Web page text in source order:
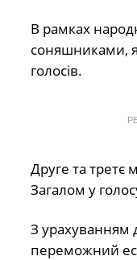
В рамках
соняшниками,
голосів.
Друге та третє
Загалом у
З урахуванням
переможний